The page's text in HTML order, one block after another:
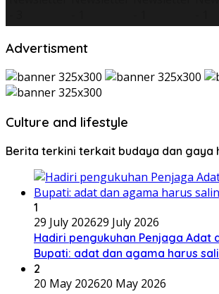
Advertisment
Culture and lifestyle
Berita terkini terkait budaya dan gaya
1
29 July 202629 July 2026
Hadiri pengukuhan Penjaga Adat
Bupati: adat dan agama harus
2
20 May 202620 May 2026